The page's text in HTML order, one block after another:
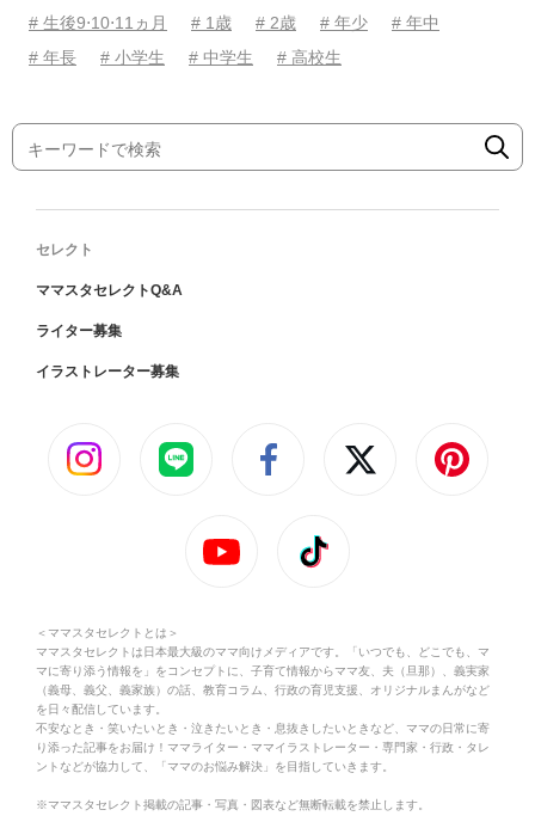
# 生後9⋅10⋅11ヵ月
# 1歳 # 2歳 # 年少
# 年中
# 年長
# 小学生 # 中学生 # 高校生
セレクト
ママスタセレクトQ&A
ライター募集
イラストレーター募集
＜ママスタセレクトとは＞
ママスタセレクトは日本最大級のママ向けメディアです。「いつでも、どこでも、マ
マに寄り添う情報を」をコンセプトに、子育て情報からママ友、夫（旦那）、義実家
（義母、義父、義家族）の話、教育コラム、行政の育児支援、オリジナルまんがなど
を日々配信しています。
不安なとき・笑いたいとき・泣きたいとき・息抜きしたいときなど、ママの日常に寄
り添った記事をお届け！ママライター・ママイラストレーター・専門家・行政・タレ
ントなどが協力して、「ママのお悩み解決」を目指していきます。
※ママスタセレクト掲載の記事・写真・図表など無断転載を禁止します。